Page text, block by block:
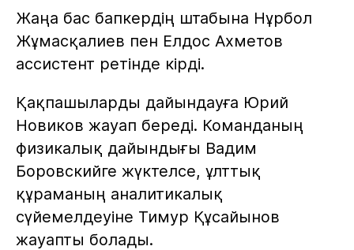
Жаңа бас бапкердің штабына Нұрбол
Жұмасқалиев пен Елдос Ахметов
ассистент ретінде кірді.
Қақпашыларды дайындауға Юрий
Новиков жауап береді. Команданың
физикалық дайындығы Вадим
Боровскийге жүктелсе, ұлттық
құраманың аналитикалық
сүйемелдеуіне Тимур Құсайынов
жауапты болады.